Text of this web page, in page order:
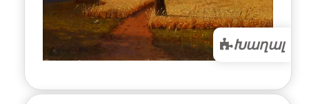
Խաղալ